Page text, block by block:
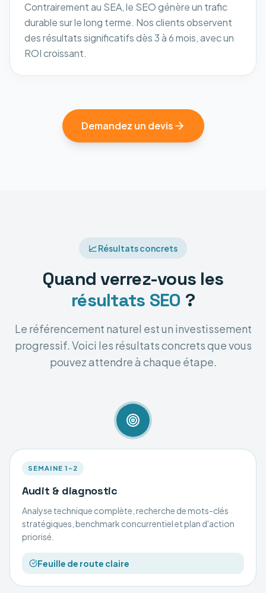
Contrairement au SEA, le SEO génère un trafic
durable sur le long terme. Nos clients observent
des résultats significatifs dès 3 à 6 mois, avec un
ROI croissant.
Demandez un devis
📈 Résultats concrets
Quand verrez-vous les
résultats SEO ?
Le référencement naturel est un investissement
progressif. Voici les résultats concrets que vous
pouvez attendre à chaque étape.
SEMAINE 1–2
Audit & diagnostic
Analyse technique complète, recherche de mots-clés
stratégiques, benchmark concurrentiel et plan d'action
priorisé.
Feuille de route claire